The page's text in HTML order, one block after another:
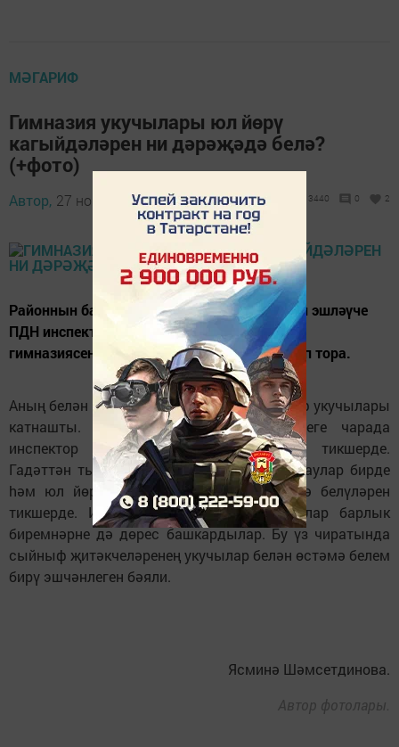
МӘГАРИФ
Гимназия укучылары юл йөрү
кагыйдәләрен ни дәрәҗәдә белә?
(+фото)
Автор, 27 ноябрь 2018 - 12:16 3440 0 2
Районнын балигь булмаган балалары белән эшләүче
ПДН инспекторы Ләйлә Низамиева Балтач
гимназиясендә укучылар белән еш очрашып тора.
Аның белән чираттагы очрашуда 1 сыйныф укучылары
катнашты. 26 ноябрь көнне узган әлеге чарада
инспектор беренчеләрнең белемнәрен тикшерде.
Гадәттән тыш хәлләргә карата төрле сораулар бирде
hәм юл йөрү кагыйдәләрен ни дәрәҗәдә белүләрен
тикшерде. Иң сөенечлесе шул – укучылар барлык
биремнәрне дә дөрес башкардылар. Бу үз чиратында
сыйныф җитәкчеләренең укучылар белән өстәмә белем
бирү эшчәнлеген бәяли.
Ясминә Шәмсетдинова.
Автор фотолары.